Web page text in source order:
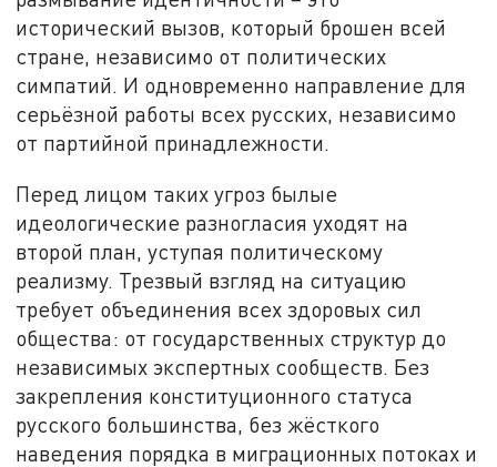
исторический вызов, который брошен всей
стране, независимо от политических
симпатий. И одновременно направление для
серьёзной работы всех русских, независимо
от партийной принадлежности.
Перед лицом таких угроз былые
идеологические разногласия уходят на
второй план, уступая политическому
реализму. Трезвый взгляд на ситуацию
требует объединения всех здоровых сил
общества: от государственных структур до
независимых экспертных сообществ. Без
закрепления конституционного статуса
русского большинства, без жёсткого
наведения порядка в миграционных потоках и